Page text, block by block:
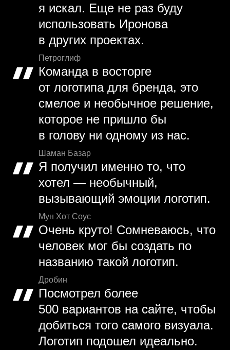
я искал. Еще не раз буду
использовать Иронова
в других проектах.
Петроглиф
Команда в восторге
от логотипа для бренда, это
смелое и необычное решение,
которое не пришло бы
в голову ни одному из нас.
Шаман Базар
Я получил именно то, что
хотел — необычный,
вызывающий эмоции логотип.
Мун Хот Соус
Очень круто! Сомневаюсь, что
человек мог бы создать по
названию такой логотип.
Дробин
Посмотрел более
500 вариантов на сайте, чтобы
добиться того самого визуала.
Логотип подошел идеально.